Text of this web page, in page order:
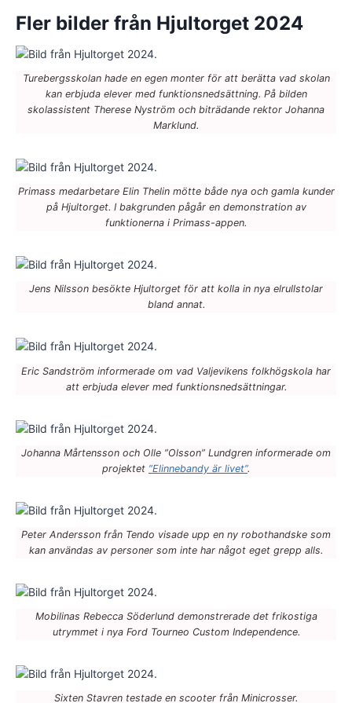
Fler bilder från Hjultorget 2024
Turebergsskolan hade en egen monter för att berätta vad skolan
kan erbjuda elever med funktionsnedsättning. På bilden
skolassistent Therese Nyström och biträdande rektor Johanna
Marklund.
Primass medarbetare Elin Thelin mötte både nya och gamla kunder
på Hjultorget. I bakgrunden pågår en demonstration av
funktionerna i Primass-appen.
Jens Nilsson besökte Hjultorget för att kolla in nya elrullstolar
bland annat.
Eric Sandström informerade om vad Valjevikens folkhögskola har
att erbjuda elever med funktionsnedsättningar.
Johanna Mårtensson och Olle ”Olsson” Lundgren informerade om
projektet ”Elinnebandy är livet”.
Peter Andersson från Tendo visade upp en ny robothandske som
kan användas av personer som inte har något eget grepp alls.
Mobilinas Rebecca Söderlund demonstrerade det frikostiga
utrymmet i nya Ford Tourneo Custom Independence.
Sixten Stavren testade en scooter från Minicrosser.